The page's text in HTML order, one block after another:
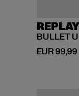
REPLAY
BULLET
EUR 99,99
Derzeitiger